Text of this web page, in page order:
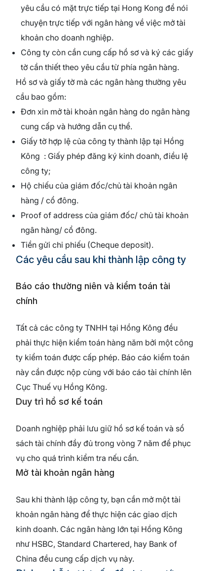
yêu cầu có mặt trực tiếp tại Hong Kong để nói
chuyện trực tiếp với ngân hàng về việc mở tài
khoản cho doanh nghiệp.
Công ty còn cần cung cấp hồ sơ và ký các giấy
tờ cần thiết theo yêu cầu từ phía ngân hàng.
Hồ sơ và giấy tờ mà các ngân hàng thường yêu
cầu bao gồm:
Đơn xin mở tài khoản ngân hàng do ngân hàng
cung cấp và hướng dẫn cụ thể.
Giấy tờ hợp lệ của công ty thành lập tại Hồng
Kông : Giấy phép đăng ký kinh doanh, điều lệ
công ty;
Hộ chiếu của giám đốc/chủ tài khoản ngân
hàng / cổ đông.
Proof of address của giám đốc/ chủ tài khoản
ngân hàng/ cổ đông.
Tiền gửi chi phiếu (Cheque deposit).
Các yêu cầu sau khi thành lập công ty
Báo cáo thường niên và kiểm toán tài
chính
Tất cả các công ty TNHH tại Hồng Kông đều
phải thực hiện kiểm toán hàng năm bởi một công
ty kiểm toán được cấp phép. Báo cáo kiểm toán
này cần được nộp cùng với báo cáo tài chính lên
Cục Thuế vụ Hồng Kông.
Duy trì hồ sơ kế toán
Doanh nghiệp phải lưu giữ hồ sơ kế toán và sổ
sách tài chính đầy đủ trong vòng 7 năm để phục
vụ cho quá trình kiểm tra nếu cần.
Mở tài khoản ngân hàng
Sau khi thành lập công ty, bạn cần mở một tài
khoản ngân hàng để thực hiện các giao dịch
kinh doanh. Các ngân hàng lớn tại Hồng Kông
như HSBC, Standard Chartered, hay Bank of
China đều cung cấp dịch vụ này.